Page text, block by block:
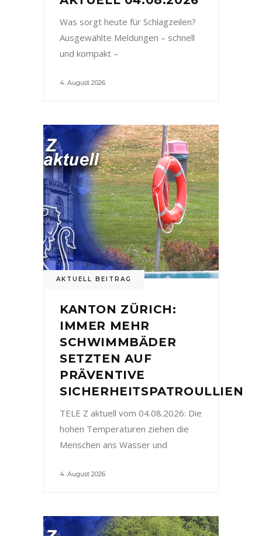
Was sorgt heute für Schlagzeilen?
Ausgewählte Meldungen – schnell
und kompakt –
4. August 2026
AKTUELL BEITRAG
KANTON ZÜRICH:
IMMER MEHR
SCHWIMMBÄDER
SETZTEN AUF
PRÄVENTIVE
SICHERHEITSPATROULLIEN
TELE Z aktuell vom 04.08.2026: Die
hohen Temperaturen ziehen die
Menschen ans Wasser und
4. August 2026